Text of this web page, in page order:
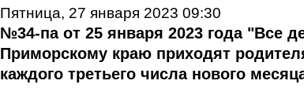
Пятница, 27 января 2023 09:30
№34-па от 25 января 2023 года "Все
Приморскому краю приходят
каждого третьего числа нового